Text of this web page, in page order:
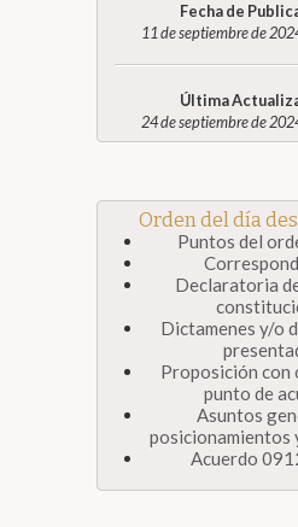
Fecha de
11 de septiembre de
Última
24 de septiembre de
Orden del día
Puntos del
Declaratoria
Dictamenes y/o
Proposición con
punto de
Asuntos
posicionamientos
Acuerdo